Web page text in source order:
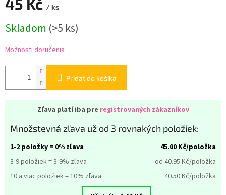
45 Kč / ks
cena:
Skladom (>5 ks)
Možnosti doručenia
Pridať do košíka
Zľava platí iba pre registrovaných zákazníkov
Množstevná zľava už od 3 rovnakých položiek:
1-2 položky = 0% zľava 45.00 Kč/položka
3-9 položiek = 3-9% zľava
od 40.95 Kč/položka
10 a viac položiek = 10% zľava
40.50Kč/položka